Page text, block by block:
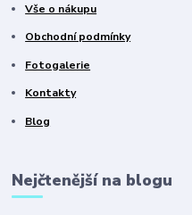
Vše o nákupu
Obchodní podmínky
Fotogalerie
Kontakty
Blog
Nejčtenější na blogu